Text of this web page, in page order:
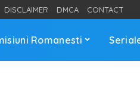
DISCLAIMER DMCA CONTACT
Romanesti